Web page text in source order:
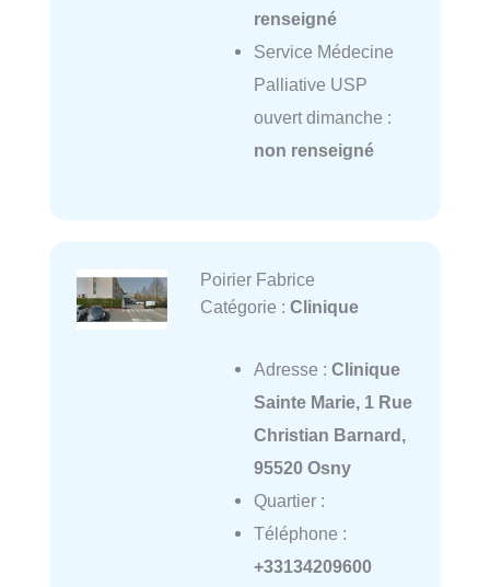
renseigné
Service Médecine
Palliative USP
ouvert dimanche :
non renseigné
Poirier Fabrice
Catégorie : Clinique
Adresse : Clinique
Sainte Marie, 1 Rue
Christian Barnard,
95520 Osny
Quartier :
Téléphone :
+33134209600